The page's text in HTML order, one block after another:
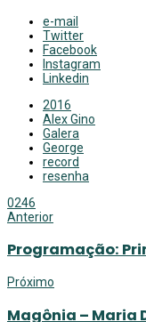
e-mail
Twitter
Facebook
Instagram
Linkedin
2016
Alex Gino
Galera
George
record
resenha
0246
Anterior
Programação:
Próximo
Magônia – Maria